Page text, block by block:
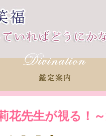
花先生が視る！